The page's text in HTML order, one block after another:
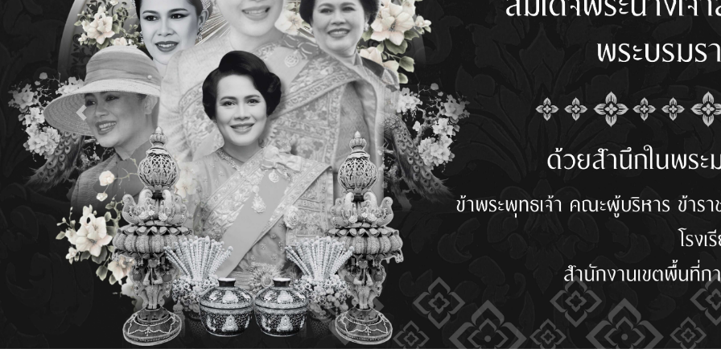
Previous